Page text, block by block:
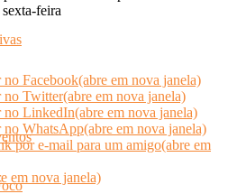
feira
Facebook(abre em nova janela)
Twitter(abre em nova janela)
LinkedIn(abre em nova janela)
WhatsApp(abre em nova janela)
por e-mail para um amigo(abre em
em nova janela)